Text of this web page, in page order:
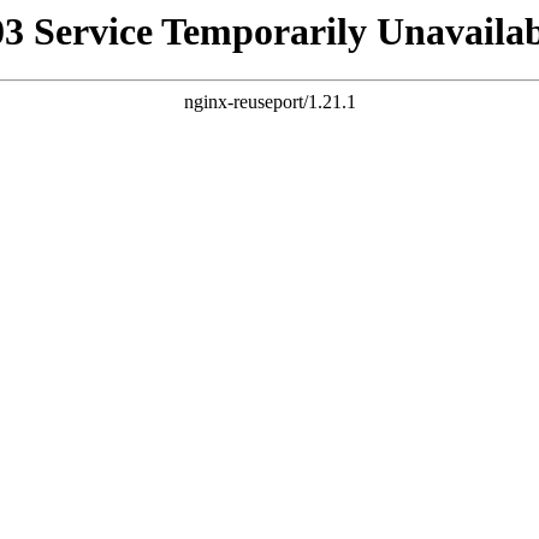
Service Temporarily
nginx-reuseport/1.21.1